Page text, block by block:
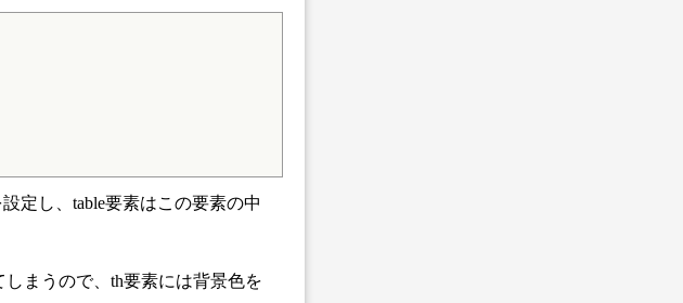
定し、table要素はこの要素の中
まうので、th要素には背景色を